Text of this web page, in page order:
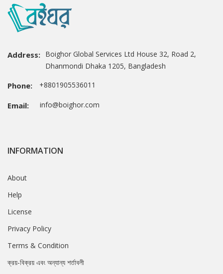
Address: Boighor Global Services Ltd House 32, Road 2,
Dhanmondi Dhaka 1205, Bangladesh
Phone: +8801905536011
Email: info@boighor.com
INFORMATION
About
Help
License
Privacy Policy
Terms & Condition
ক্রয়-বিক্রয় এবং অন্যান্য শর্তাবলী